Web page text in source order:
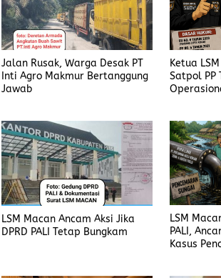
Jalan Rusak, Warga Desak PT
Inti Agro Makmur Bertanggung
Jawab
Ketua
Satpol PP
LSM Macan Ancam Aksi Jika
DPRD PALI Tetap Bungkam
LSM
PALI,
Kasus